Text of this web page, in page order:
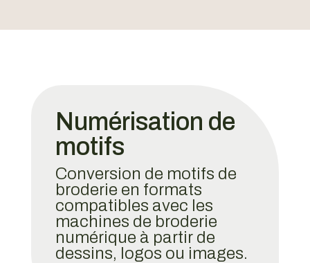
Numérisation de
motifs
Conversion de motifs de
broderie en formats
compatibles avec les
machines de broderie
numérique à partir de
dessins, logos ou images.